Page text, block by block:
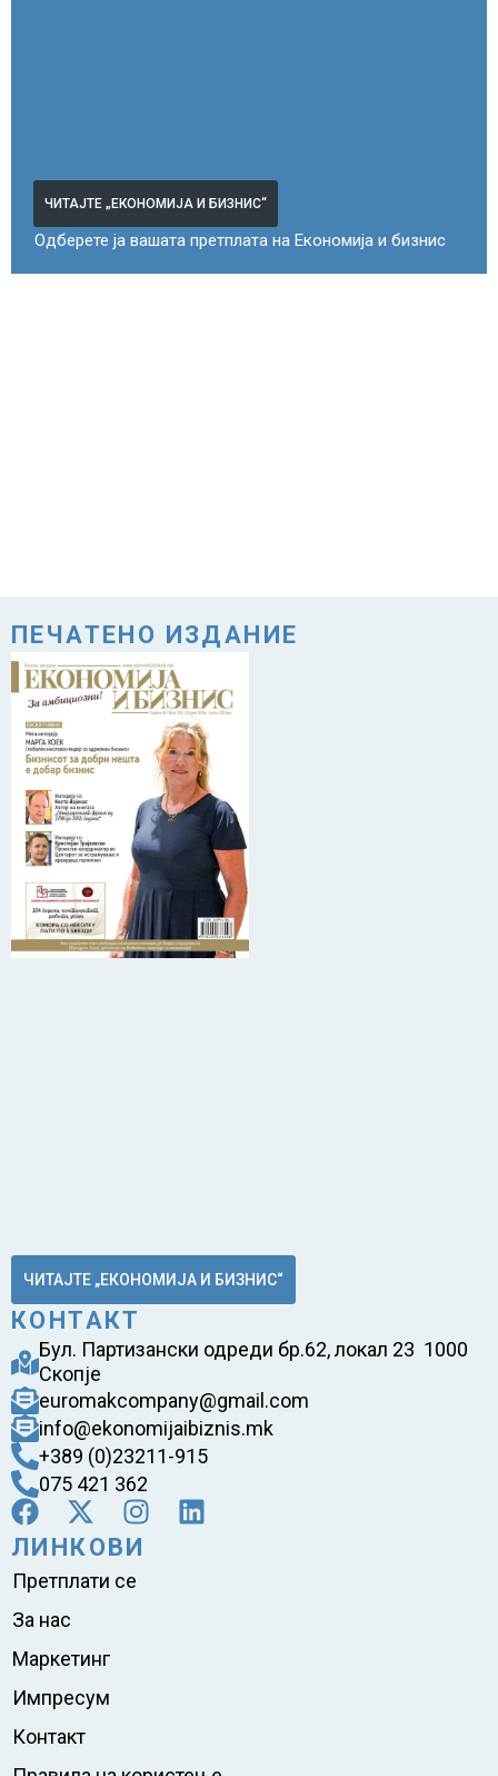
ЧИТАЈТЕ „ЕКОНОМИЈА И БИЗНИС“
Одберете ја вашата претплата на Економија и бизнис
ПЕЧАТЕНО ИЗДАНИЕ
ЧИТАЈТЕ „ЕКОНОМИЈА И БИЗНИС“
КОНТАКТ
Бул. Партизански одреди бр.62, локал 23 1000
Скопје
euromakcompany@gmail.com
info@ekonomijaibiznis.mk
+389 (0)23211-915
075 421 362
ЛИНКОВИ
Претплати се
За нас
Маркетинг
Импресум
Контакт